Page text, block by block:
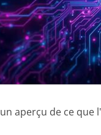
aperçu de ce